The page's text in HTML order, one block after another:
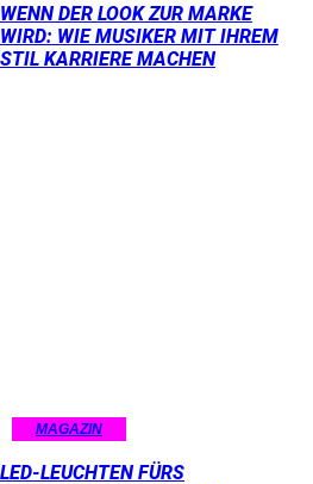
WENN DER LOOK ZUR MARKE
WIRD: WIE MUSIKER MIT IHREM
STIL KARRIERE MACHEN
MAGAZIN
LED-LEUCHTEN FÜRS